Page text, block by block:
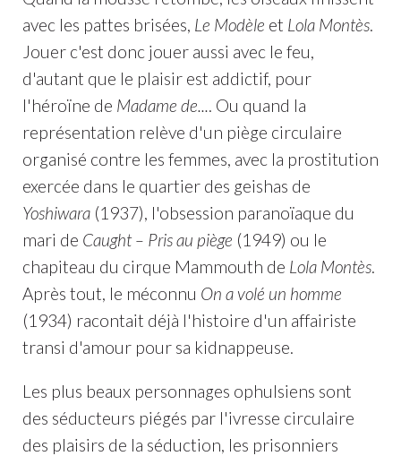
avec les pattes brisées, Le Modèle et Lola Montès.
Jouer c'est donc jouer aussi avec le feu,
d'autant que le plaisir est addictif, pour
l'héroïne de Madame de...
. Ou quand la
représentation relève d'un piège circulaire
organisé contre les femmes, avec la prostitution
exercée dans le quartier des geishas de
Yoshiwara (1937), l'obsession paranoïaque du
mari de Caught – Pris au piège (1949) ou le
chapiteau du cirque Mammouth de Lola Montès.
Après tout, le méconnu On a volé un homme
(1934) racontait déjà l'histoire d'un affairiste
transi d'amour pour sa kidnappeuse.
Les plus beaux personnages ophulsiens sont
des séducteurs piégés par l'ivresse circulaire
des plaisirs de la séduction, les prisonniers